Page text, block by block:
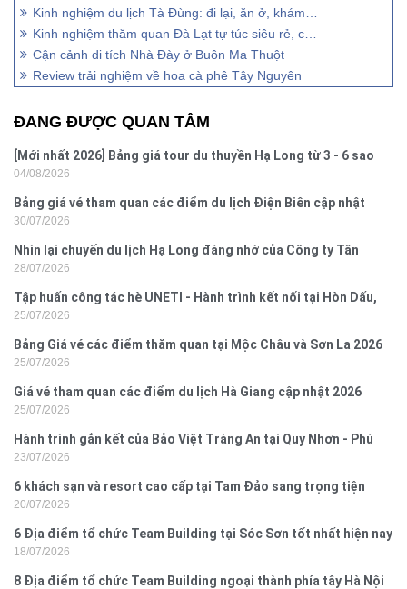
Kinh nghiệm du lịch Tà Đùng: đi lại, ăn ở, khám phá
Kinh nghiệm thăm quan Đà Lạt tự túc siêu rẻ, cực chill
Cận cảnh di tích Nhà Đày ở Buôn Ma Thuột
Review trải nghiệm về hoa cà phê Tây Nguyên
ĐANG ĐƯỢC QUAN TÂM
[Mới nhất 2026] Bảng giá tour du thuyền Hạ Long từ 3 - 6 sao
04/08/2026
Bảng giá vé tham quan các điểm du lịch Điện Biên cập nhật
2026
30/07/2026
Nhìn lại chuyến du lịch Hạ Long đáng nhớ của Công ty Tân
Hưng 2026
28/07/2026
Tập huấn công tác hè UNETI - Hành trình kết nối tại Hòn Dấu,
Đồ Sơn
25/07/2026
Bảng Giá vé các điểm thăm quan tại Mộc Châu và Sơn La 2026
25/07/2026
Giá vé tham quan các điểm du lịch Hà Giang cập nhật 2026
25/07/2026
Hành trình gắn kết của Bảo Việt Tràng An tại Quy Nhơn - Phú
Yên
23/07/2026
6 khách sạn và resort cao cấp tại Tam Đảo sang trọng tiện
nghi
20/07/2026
6 Địa điểm tổ chức Team Building tại Sóc Sơn tốt nhất hiện nay
18/07/2026
8 Địa điểm tổ chức Team Building ngoại thành phía tây Hà Nội